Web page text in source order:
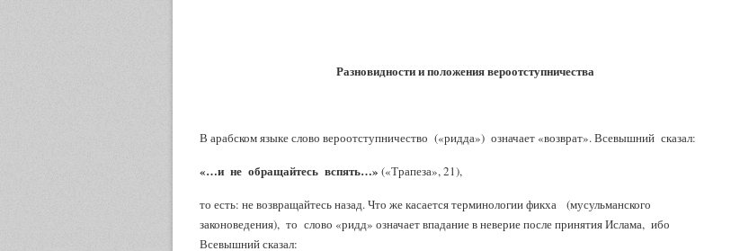
Разновидности и положения вероотступничества
В арабском языке слово вероотступничество («ридда») означает «возврат». Всевышний сказал:
«…и не обращайтесь вспять…» («Трапеза», 21),
то есть: не возвращайтесь назад. Что же касается терминологии фикха (мусульманского
законоведения), то слово «ридд» означает впадание в неверие после принятия Ислама, ибо
Всевышний сказал: